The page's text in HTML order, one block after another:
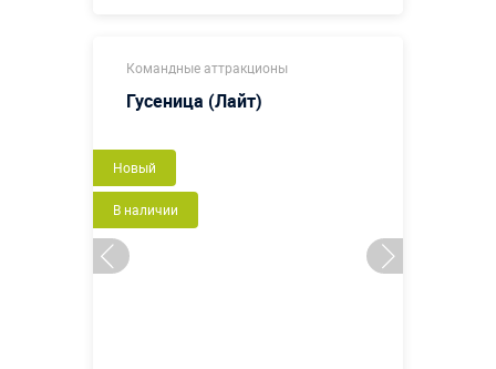
Командные аттракционы
Гусеница (Лайт)
Новый
В наличии